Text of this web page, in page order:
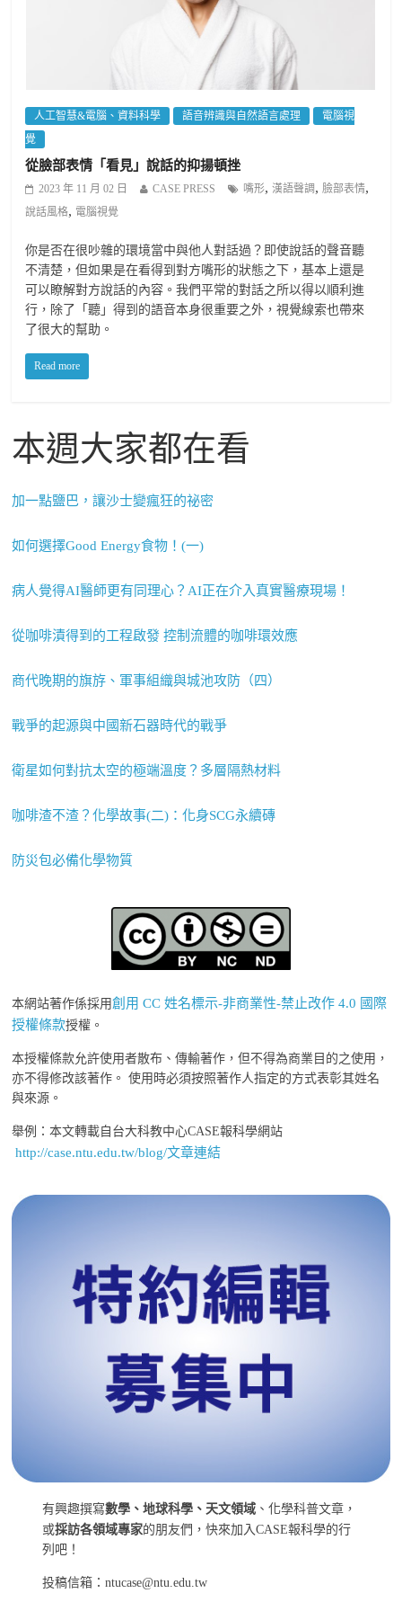
人工智慧&電腦、資料科學 語音辨識與自然語言處理
電腦視
覺
從臉部表情「看見」說話的抑揚頓挫
2023 年 11 月 02 日 CASE PRESS 嘴形,漢語聲調,臉部表情,
說話風格, 電腦視覺
你是否在很吵雜的環境當中與他人對話過？即使說話的聲音聽
不清楚，但如果是在看得到對方嘴形的狀態之下，基本上還是
可以瞭解對方說話的內容。我們平常的對話之所以得以順利進
行，除了「聽」得到的語音本身很重要之外，視覺線索也帶來
了很大的幫助。
Read more
本週大家都在看
加一點鹽巴，讓沙士變瘋狂的祕密
如何選擇Good Energy食物！(一)
病人覺得AI醫師更有同理心？AI正在介入真實醫療現場！
從咖啡漬得到的工程啟發 控制流體的咖啡環效應
商代晚期的旗斿、軍事組織與城池攻防（四）
戰爭的起源與中國新石器時代的戰爭
衛星如何對抗太空的極端溫度？多層隔熱材料
咖啡渣不渣？化學故事(二)：化身SCG永續磚
防災包必備化學物質
本網站著作係採用創用 CC 姓名標示-非商業性-禁止改作 4.0 國際
授權條款授權。
本授權條款允許使用者散布、傳輸著作，但不得為商業目的之使用，
亦不得修改該著作。 使用時必須按照著作人指定的方式表彰其姓名
與來源。
舉例：本文轉載自台大科教中心CASE報科學網站
http://case.ntu.edu.tw/blog/文章連結
有興趣撰寫數學、地球科學、天文領域 、化學科普文章，
或採訪各領域專家的朋友們，快來加入CASE報科學的行
列吧！
投稿信箱：ntucase@ntu.edu.tw